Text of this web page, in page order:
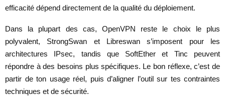
efficacité dépend directement de la qualité du déploiement.
Dans la plupart des cas, OpenVPN reste le choix le plus
polyvalent, StrongSwan et Libreswan s’imposent pour les
architectures IPsec, tandis que SoftEther et Tinc peuvent
répondre à des besoins plus spécifiques. Le bon réflexe, c’est de
partir de ton usage réel, puis d’aligner l’outil sur tes contraintes
techniques et de sécurité.